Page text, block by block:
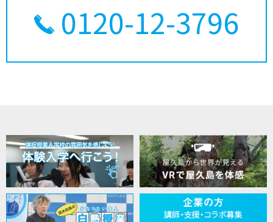
0120-12-3796